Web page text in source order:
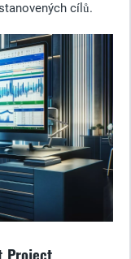
cílů.
Project